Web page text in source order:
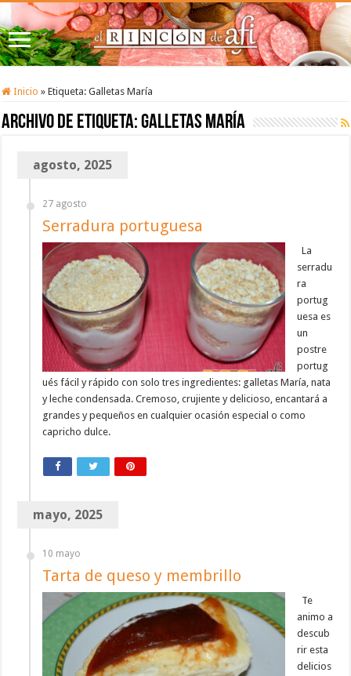
Inicio » Etiqueta:Galletas María
Archivo de etiqueta:Galletas María
agosto, 2025
27 agosto
Serradura portuguesa
La
serradu
ra
portug
uesa es
un
postre
portug
ués fácil y rápido con solo tres ingredientes: galletas María, nata
y leche condensada. Cremoso, crujiente y delicioso, encantará a
grandes y pequeños en cualquier ocasión especial o como
capricho dulce.
mayo, 2025
10 mayo
Tarta de queso y membrillo
Te
animo a
descub
rir esta
delicios